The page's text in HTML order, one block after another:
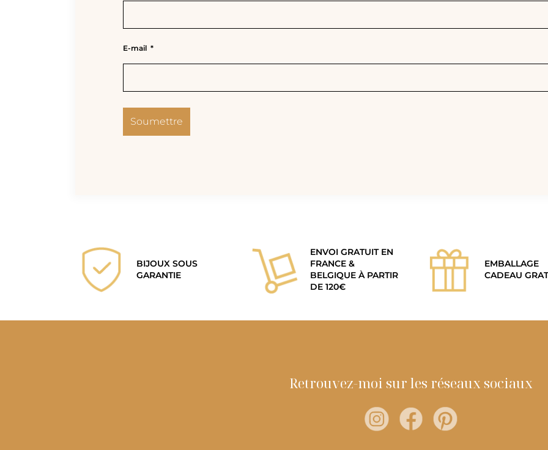
E-mail *
BIJOUX SOUS
GARANTIE
ENVOI GRATUIT EN
FRANCE &
BELGIQUE À PARTIR
DE 120€
EMBALLAGE
CADEAU
Retrouvez-moi sur les réseaux sociaux